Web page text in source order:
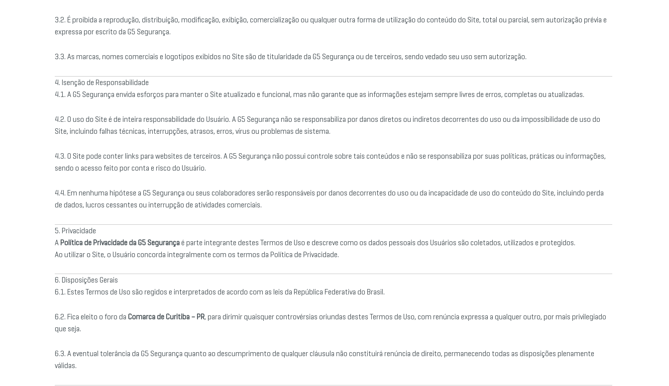
3.2. É proibida a reprodução, distribuição, modificação, exibição, comercialização ou qualquer outra forma de utilização do conteúdo do Site, total ou parcial, sem autorização prévia e
expressa por escrito da G5 Segurança.
3.3. As marcas, nomes comerciais e logotipos exibidos no Site são de titularidade da G5 Segurança ou de terceiros, sendo vedado seu uso sem autorização.
4. Isenção de Responsabilidade
4.1. A G5 Segurança envida esforços para manter o Site atualizado e funcional, mas não garante que as informações estejam sempre livres de erros, completas ou atualizadas.
4.2. O uso do Site é de inteira responsabilidade do Usuário. A G5 Segurança não se responsabiliza por danos diretos ou indiretos decorrentes do uso ou da impossibilidade de uso do
Site, incluindo falhas técnicas, interrupções, atrasos, erros, vírus ou problemas de sistema.
4.3. O Site pode conter links para websites de terceiros. A G5 Segurança não possui controle sobre tais conteúdos e não se responsabiliza por suas políticas, práticas ou informações,
sendo o acesso feito por conta e risco do Usuário.
4.4. Em nenhuma hipótese a G5 Segurança ou seus colaboradores serão responsáveis por danos decorrentes do uso ou da incapacidade de uso do conteúdo do Site, incluindo perda
de dados, lucros cessantes ou interrupção de atividades comerciais.
5. Privacidade
A Política de Privacidade da G5 Segurança é parte integrante destes Termos de Uso e descreve como os dados pessoais dos Usuários são coletados, utilizados e protegidos.
Ao utilizar o Site, o Usuário concorda integralmente com os termos da Política de Privacidade.
6. Disposições Gerais
6.1. Estes Termos de Uso são regidos e interpretados de acordo com as leis da República Federativa do Brasil.
6.2. Fica eleito o foro da Comarca de Curitiba – PR, para dirimir quaisquer controvérsias oriundas destes Termos de Uso, com renúncia expressa a qualquer outro, por mais privilegiado
que seja.
6.3. A eventual tolerância da G5 Segurança quanto ao descumprimento de qualquer cláusula não constituirá renúncia de direito, permanecendo todas as disposições plenamente
válidas.